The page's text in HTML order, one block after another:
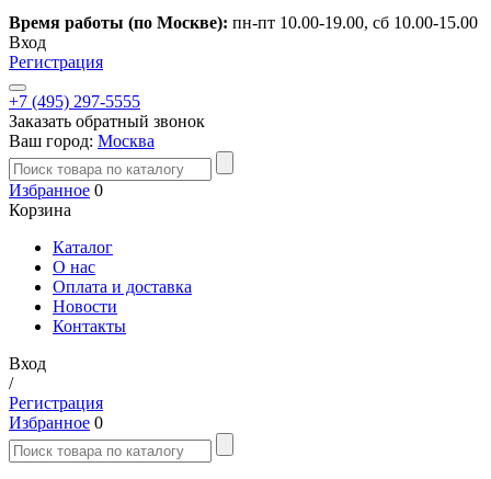
Время работы (по Москве): пн-пт 10.00-19.00, сб 10.00-15.00
Вход
Регистрация
+7 (495) 297-5555
Заказать обратный звонок
Ваш город: Москва
Избранное 0
Корзина
Каталог
О нас
Оплата и доставка
Новости
Контакты
Вход
/
Регистрация
Избранное 0